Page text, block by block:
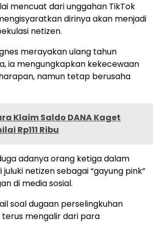
mencuat dari unggahan TikTok
dirinya akan menjadi
netizen.
merayakan ulang tahun
ia mengungkapkan kekecewaan
namun tetap berusaha
Klaim Saldo DANA Kaget
Rp111 Ribu
adanya orang ketiga dalam
netizen sebagai “gayung pink”
di media sosial.
soal dugaan perselingkuhan
mengalir dari para